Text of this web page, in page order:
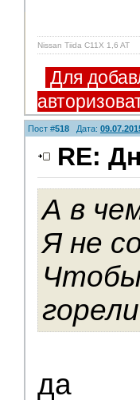
Nissan Tiida C11X 1,6 AT
Для
Пост #518 Дата:
RE:
А в
Я не
да